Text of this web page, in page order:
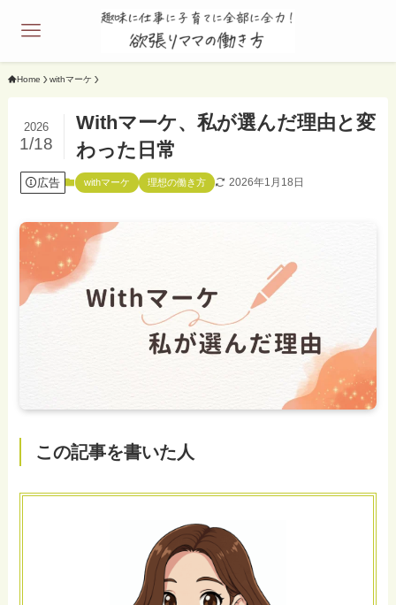
Home withマーケ
Withマーケ、私が選んだ理由と変
わった日常
2026
1/18
広告 withマーケ 理想の働き方 2026年1月18日
この記事を書いた人